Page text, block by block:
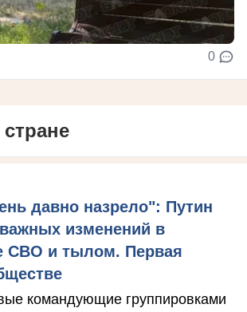
0
давно назрело": Путин
изменений в
СВО и тылом. Первая
командующие группировками